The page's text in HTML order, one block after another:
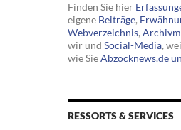
Finden Sie hier
eigene Beiträge,
Webverzeichnis,
wir und Social-Media,
wie SieAbzocknews.de
RESSORTS & SERVICES